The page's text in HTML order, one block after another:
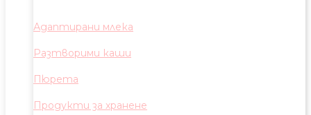
Адаптирани млека
Разтворими каши
Пюрета
Продукти за хранене